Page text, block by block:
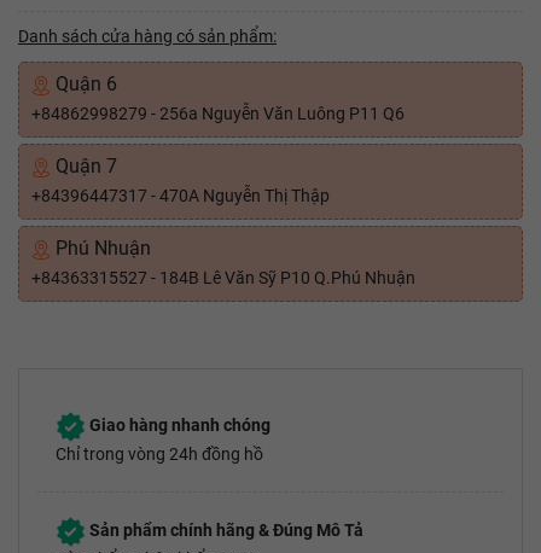
Danh sách cửa hàng có sản phẩm:
Quận 6
+84862998279 - 256a Nguyễn Văn Luông P11 Q6
Quận 7
+84396447317 - 470A Nguyễn Thị Thập
Phú Nhuận
+84363315527 - 184B Lê Văn Sỹ P10 Q.Phú Nhuận
Giao hàng nhanh chóng
Chỉ trong vòng 24h đồng hồ
Sản phẩm chính hãng & Đúng Mô Tả